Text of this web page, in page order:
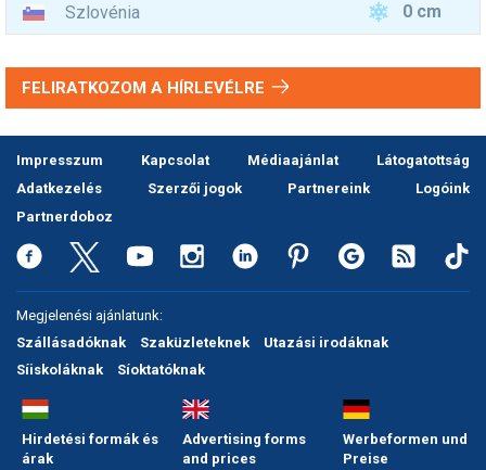
Szlovénia
0 cm
FELIRATKOZOM A HÍRLEVÉLRE
Impresszum Kapcsolat Médiaajánlat
Látogatottság
Adatkezelés
Szerzői jogok Partnereink
Logóink
Partnerdoboz
Megjelenési ajánlatunk:
Szállásadóknak
Szaküzleteknek
Utazási irodáknak
Síiskoláknak
Síoktatóknak
Hirdetési formák és
árak
Advertising forms
and prices
Werbeformen und
Preise